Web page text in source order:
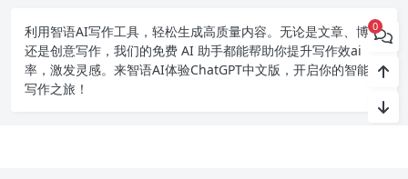
利用智语AI写作工具，轻松生成高质量内容。无论是文章、博客
还是创意写作，我们的免费 AI 助手都能帮助你提升写作效ai
率，激发灵感。来智语AI体验ChatGPT中文版 ，开启你的智能ai
写作之旅！
0